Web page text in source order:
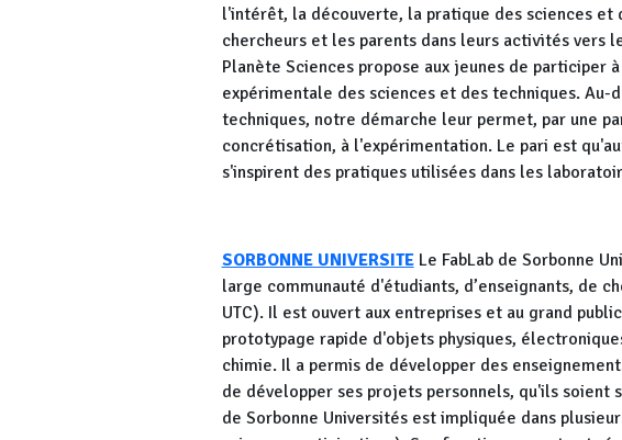
l'intérêt, la découverte, la pratique des sciences et
chercheurs et les parents dans leurs activités vers
Planète Sciences propose aux jeunes de
expérimentale des sciences et des techniques.
techniques, notre démarche leur permet, par une
concrétisation, à l'expérimentation. Le pari est
s'inspirent des pratiques utilisées dans les
SORBONNE UNIVERSITE Le FabLab de Sorbonne
large communauté d'étudiants, d’enseignants, de
UTC). Il est ouvert aux entreprises et au grand
prototypage rapide d'objets physiques,
chimie. Il a permis de développer des
de développer ses projets personnels, qu'ils soient
de Sorbonne Universités est impliquée dans